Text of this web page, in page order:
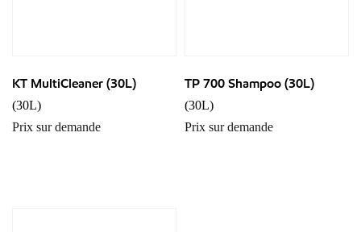
KT MultiCleaner (30L)
(30L)
Prix sur demande
TP 700 Shampoo (30L)
(30L)
Prix sur demande